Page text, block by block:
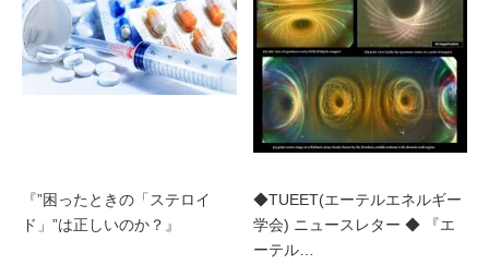
『”困ったときの「ステロイ
ド」”は正しいのか？』
◆TUEET(エーテルエネルギー
学会) ニュースレター ◆ 『エ
ーテル…